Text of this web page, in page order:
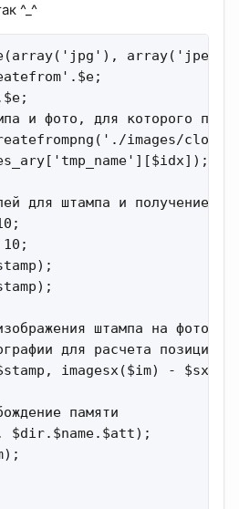
^_^
и фото, для которого
images/
для штампа и получение
10;
штампа на
для расчета
imagesx($im) - $sx
памяти
$dir.$name.$att);